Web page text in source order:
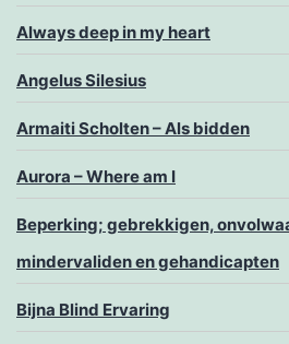
Always deep in my heart
Angelus Silesius
Armaiti Scholten – Als bidden
Aurora – Where am I
Beperking; gebrekkigen,
mindervaliden en gehandicapten
Bijna Blind Ervaring